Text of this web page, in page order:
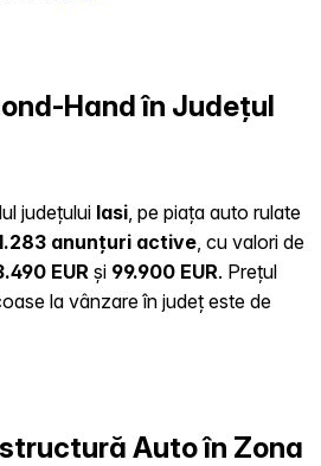
Hand în Județul
județului Iasi , pe piața auto rulate
anunțuri active , cu valori de
EUR și 99.900 EUR. Prețul
la vânzare în județ este de
Auto în Zona